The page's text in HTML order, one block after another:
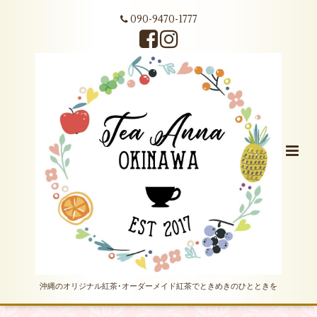
090-9470-1777
沖縄のオリジナル紅茶･オーダーメイド紅茶でときめきのひとときを